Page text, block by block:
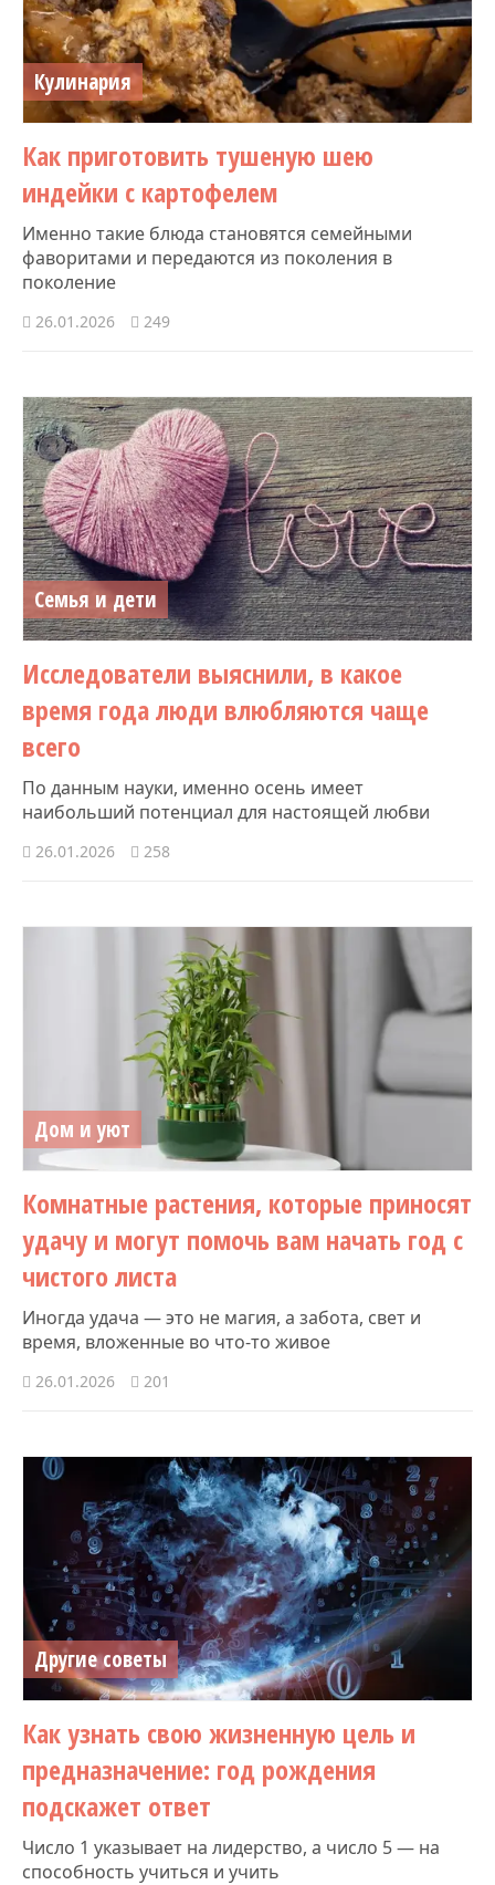
Кулинария
Как приготовить тушеную шею
индейки с картофелем
Именно такие блюда становятся семейными
фаворитами и передаются из поколения в
поколение
26.01.2026 249
Семья и дети
Исследователи выяснили, в какое
время года люди влюбляются чаще
всего
По данным науки, именно осень имеет
наибольший потенциал для настоящей любви
26.01.2026 258
Дом и уют
Комнатные растения, которые приносят
удачу и могут помочь вам начать год с
чистого листа
Иногда удача — это не магия, а забота, свет и
время, вложенные во что-то живое
26.01.2026 201
Другие советы
Как узнать свою жизненную цель и
предназначение: год рождения
подскажет ответ
Число 1 указывает на лидерство, а число 5 — на
способность учиться и учить